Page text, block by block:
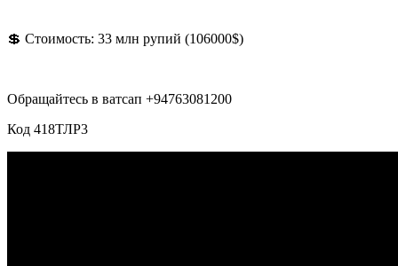
💲 Стоимость: 33 млн рупий (106000$)
Обращайтесь в ватсап +94763081200
Код 418ТЛР3